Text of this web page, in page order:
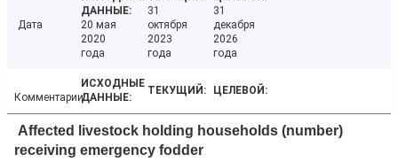
Дата
20 мая
2020
года
31
октября
2023
года
31
декабря
2026
года
Комментарии
Affected livestock holding households (number)
receiving emergency fodder